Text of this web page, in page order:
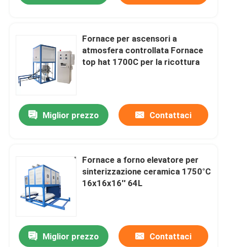
Casa.
Fornace per ascensori a
atmosfera controllata Fornace
top hat 1700C per la ricottura
Miglior prezzo Contattaci
Fornace a forno elevatore per
sinterizzazione ceramica 1750°C
16x16x16′′ 64L
Miglior prezzo Contattaci